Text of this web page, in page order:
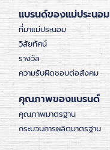
แบรนด์ของแม่ประนอม
ที่มาแม่ประนอม
วิสัยทัศน์
รางวัล
ความรับผิดชอบต่อสังคม
คุณภาพของแบรนด์
คุณภาพมาตรฐาน
กระบวนการผลิตมาตรฐาน